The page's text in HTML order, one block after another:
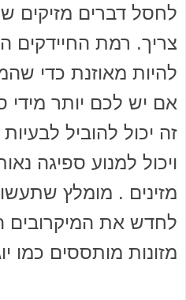
לחסל דברים מזיקים
צריך. רמת החיידקים
להיות מאוזנת כדי
אם יש לכם יותר מידי
זה יכול להוביל
ויכול למנוע ספיגה
מזינים . מומלץ
לחדש את המיקרובים
מזונות מותססים כמו